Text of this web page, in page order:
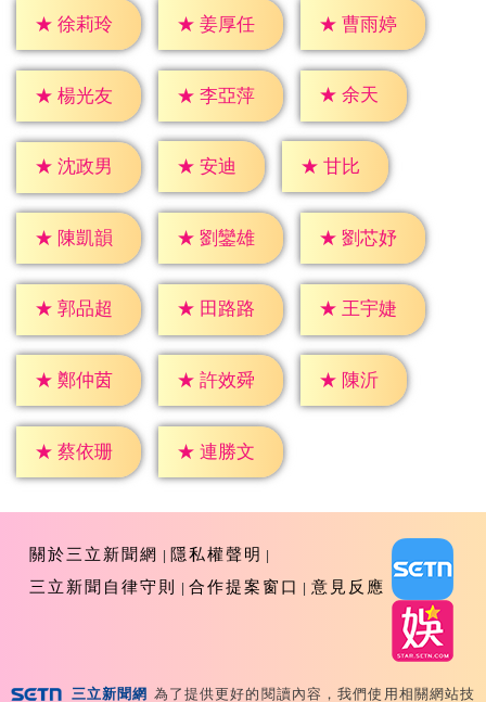
★ 徐莉玲 ★ 姜厚任 ★ 曹雨婷
★ 楊光友 ★ 李亞萍 ★ 余天
★ 沈政男 ★ 安迪 ★ 甘比
★ 陳凱韻 ★ 劉鑾雄 ★ 劉芯妤
★ 郭品超 ★ 田路路 ★ 王宇婕
★ 鄭仲茵 ★ 許效舜 ★ 陳沂
★ 蔡依珊 ★ 連勝文
關於三立新聞網
隱私權聲明
三立新聞自律守則
合作提案窗口 意見反應
三立新聞網 為了提供更好的閱讀內容，我們使用相關網站技